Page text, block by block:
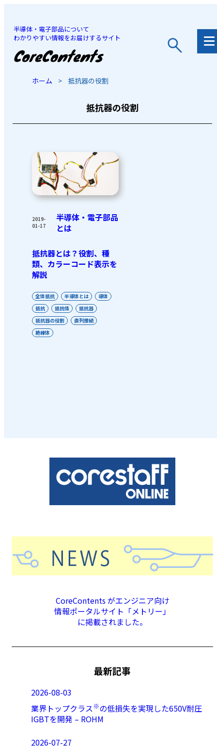
半導体・電子部品について
わかりやすい情報をお届けするサイト
JP
ホーム > 抵抗器の役割
抵抗器の役割
2019-
01-17
半導体・電子部品
とは
抵抗器とは？役割、種
類、カラーコード表示を
解説
全体抵抗 半導体とは
導体
抵抗
抵抗値
抵抗器
抵抗器の役割
直列接続
絶縁体
CoreContents がエンジニア向け
情報ポータルサイト「メトリー」
に掲載されました。
最新記事
2026-08-03
業界トップクラス※の低損失を実現した650V耐圧
IGBTを開発 – ROHM
2026-07-27